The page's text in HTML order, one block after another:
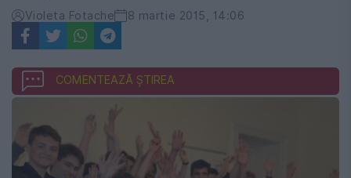
Violeta Fotache 8 martie 2015, 14:06
COMENTEAZĂ ȘTIREA